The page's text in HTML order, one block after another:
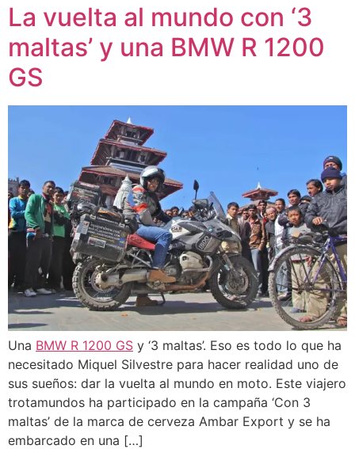
La vuelta al mundo con ‘3
maltas’ y una BMW R 1200
GS
Una BMW R 1200 GS y ‘3 maltas’. Eso es todo lo que ha
necesitado Miquel Silvestre para hacer realidad uno de
sus sueños: dar la vuelta al mundo en moto. Este viajero
trotamundos ha participado en la campaña ‘Con 3
maltas’ de la marca de cerveza Ambar Export y se ha
embarcado en una […]